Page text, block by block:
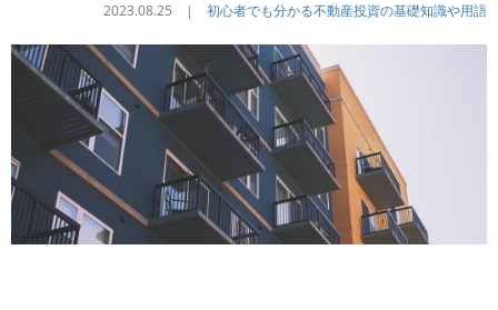
2023.08.25 | 初心者でも分かる不動産投資の基礎知識や用語